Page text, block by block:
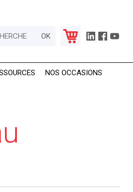
NOS OCCASIONS